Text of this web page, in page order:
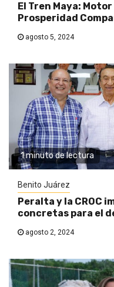
El Tren Maya:
Prosperidad
agosto 5, 2024
1 minuto de lectura
Benito Juárez
Peralta y la CROC
concretas para el
agosto 2, 2024